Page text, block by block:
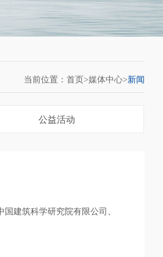
当前位置：首页>媒体中心>新闻
公益活动
建筑科学研究院有限公司、